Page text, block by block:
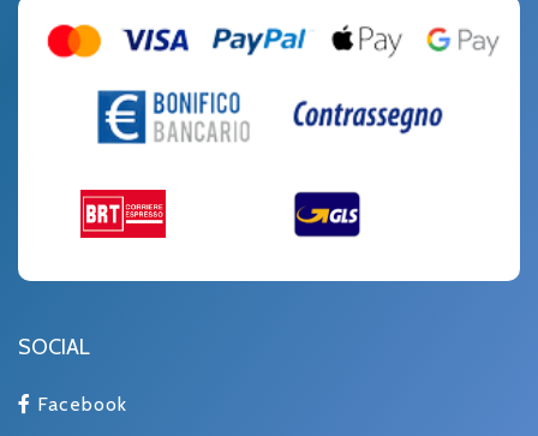
SOCIAL
Facebook